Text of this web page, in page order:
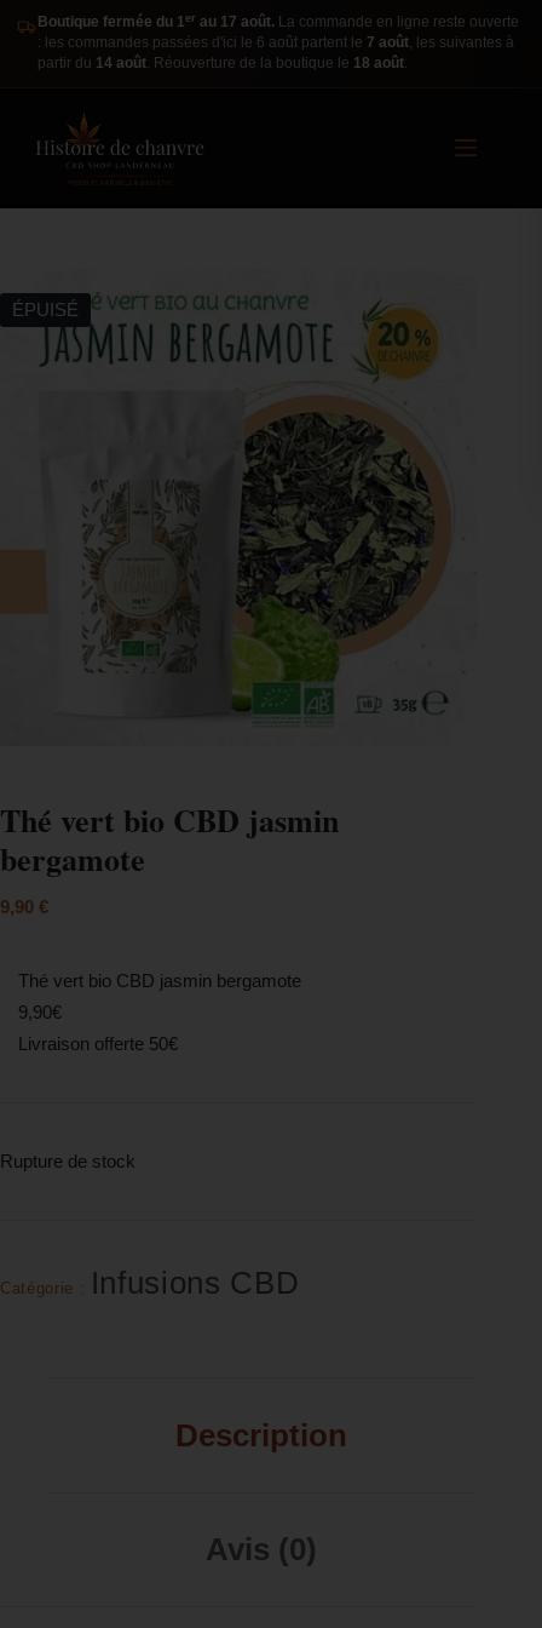
Boutique fermée du 1er au 17 août. La commande en ligne reste ouverte
: les commandes passées d'ici le 6 août partent le 7 août, les suivantes à
partir du 14 août. Réouverture de la boutique le 18 août.
ÉPUISÉ
Thé vert bio CBD jasmin
bergamote
9,90 €
Thé vert bio CBD jasmin bergamote
9,90€
Livraison offerte 50€
Rupture de stock
Catégorie : Infusions CBD
Description
Avis (0)